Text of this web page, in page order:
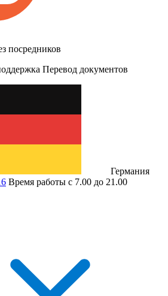
посредников
Перевод документов
Германия
Время работы с 7.00 до 21.00